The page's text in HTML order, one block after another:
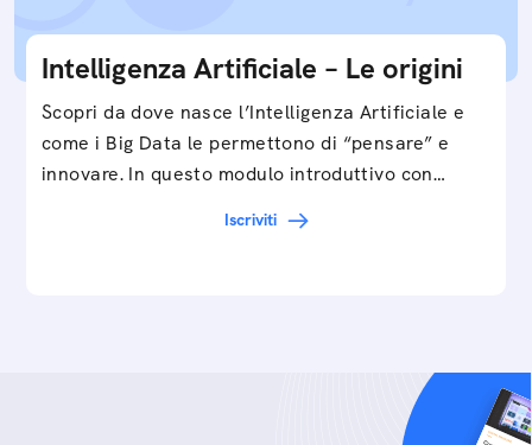
Intelligenza Artificiale – Le origini
Scopri da dove nasce l’Intelligenza Artificiale e
come i Big Data le permettono di “pensare” e
innovare. In questo modulo introduttivo con
Iscriviti